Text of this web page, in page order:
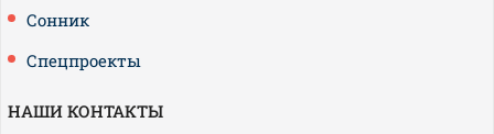
Сонник
Спецпроекты
НАШИ КОНТАКТЫ